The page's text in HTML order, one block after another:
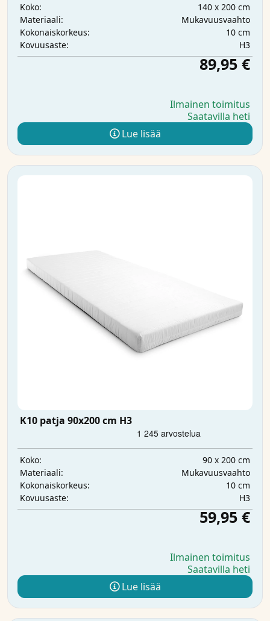
Koko:
140 x 200 cm
Materiaali:
Mukavuusvaahto
Kokonaiskorkeus:
10 cm
Kovuusaste:
H3
89,95 €
Ilmainen toimitus
Saatavilla heti
Lue lisää
K10 patja 90x200 cm H3
Koko:
90 x 200 cm
Materiaali:
Mukavuusvaahto
Kokonaiskorkeus:
10 cm
Kovuusaste:
H3
59,95 €
Ilmainen toimitus
Saatavilla heti
Lue lisää